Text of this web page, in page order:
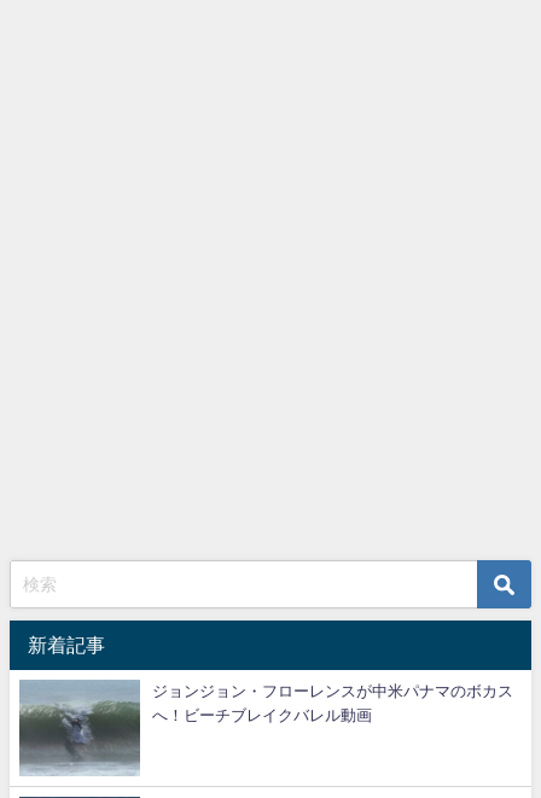
新着記事
ジョンジョン・フローレンスが中米パナマのボカス
へ！ビーチブレイクバレル動画